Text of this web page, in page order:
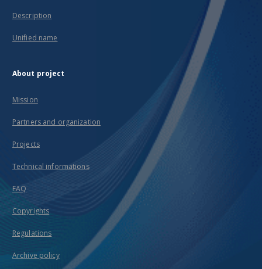
Description
Unified name
About project
Mission
Partners and organization
Projects
Technical informations
FAQ
Copyrights
Regulations
Archive policy